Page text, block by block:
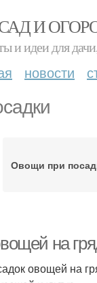
И
и идеи для
новости
Овощи при
на
овощей на